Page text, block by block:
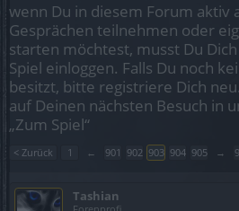
wenn Du in diesem Forum aktiv
Gesprächen teilnehmen oder
starten möchtest, musst Du
Spiel einloggen. Falls Du noch
besitzt, bitte registriere Dich
auf Deinen nächsten Besuch in
„Zum Spiel“
< Zurück 1 ← 901 902 903 904 905 →
Tashian